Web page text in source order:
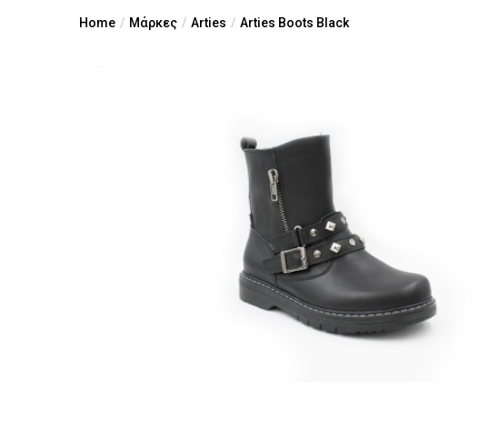
Home Μάρκες Arties Arties Boots Black